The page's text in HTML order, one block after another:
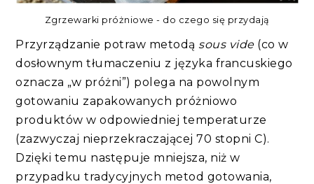
Zgrzewarki próżniowe - do czego się przydają
Przyrządzanie potraw metodą sous vide(co w
dosłownym tłumaczeniu z języka francuskiego
oznacza „w próżni”) polega na powolnym
gotowaniu zapakowanych próżniowo
produktów w odpowiedniej temperaturze
(zazwyczaj nieprzekraczającej 70 stopni C).
Dzięki temu następuje mniejsza, niż w
przypadku tradycyjnych metod gotowania,